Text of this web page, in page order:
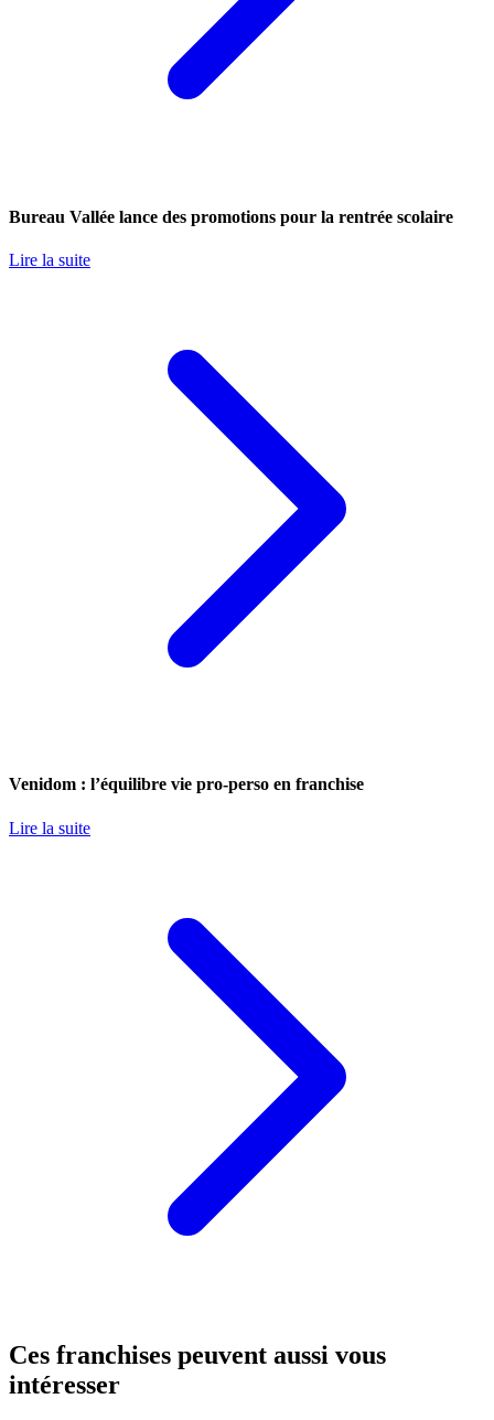
Bureau Vallée lance des promotions pour la rentrée scolaire
Lire la suite
Venidom : l’équilibre vie pro-perso en franchise
Lire la suite
Ces franchises peuvent aussi vous
intéresser